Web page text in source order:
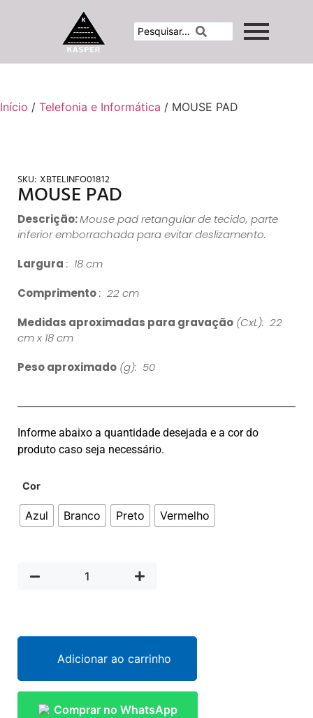
Início / Telefonia e Informática / MOUSE PAD
SKU: XBTELINFO01812
MOUSE PAD
Descrição:Mouse pad retangular de tecido, parte
inferior emborrachada para evitar deslizamento.
Largura : 18 cm
Comprimento: 22 cm
Medidas aproximadas para gravação (CxL): 22
cm x 18 cm
Peso aproximado (g): 50
Informe abaixo a quantidade desejada e a cor do
produto caso seja necessário.
Cor
Azul Branco Preto Vermelho
Adicionar ao carrinho
Comprar no WhatsApp